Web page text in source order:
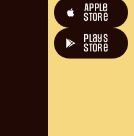
Apple
Store
plays
store